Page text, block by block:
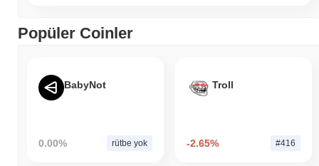
Popüler Coinler
BabyNot
0.00% rütbe yok
Troll
-2.65% #416